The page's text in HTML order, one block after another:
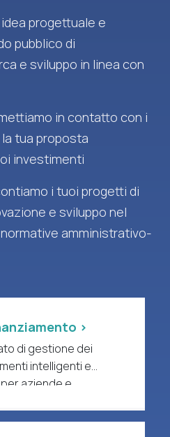
progettuale e
pubblico di
e sviluppo in linea con
in contatto con i
tua proposta
investimenti
i tuoi progetti di
e sviluppo nel
amministrativo-
>
di gestione dei
intelligenti e
aziende e